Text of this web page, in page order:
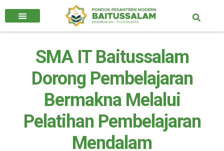
SMA IT Baitussalam
Dorong Pembelajaran
Bermakna Melalui
Pelatihan Pembelajaran
Mendalam